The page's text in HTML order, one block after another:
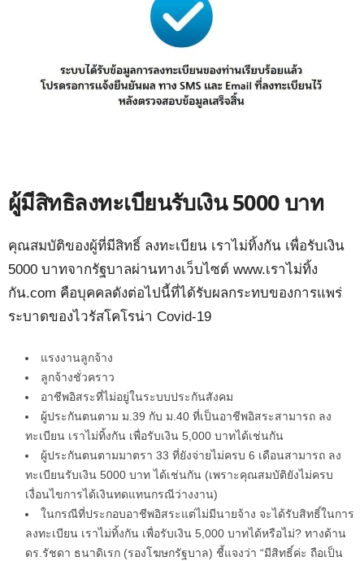
ผู้มีสิทธิลงทะเบียนรับเงิน 5000 บาท
คุณสมบัติของผู้ที่มีสิทธิ์ ลงทะเบียน เราไม่ทิ้งกัน เพื่อรับเงิน
5000 บาทจากรัฐบาลผ่านทางเว็บไซต์ www.เราไม่ทิ้ง
กัน.com คือบุคคลดังต่อไปนี้ที่ได้รับผลกระทบของการแพร่
ระบาดของไวรัสโคโรน่า Covid-19
แรงงานลูกจ้าง
ลูกจ้างชั่วคราว
อาชีพอิสระที่ไม่อยู่ในระบบประกันสังคม
ผู้ประกันตนตาม ม.39 กับ ม.40 ที่เป็นอาชีพอิสระสามารถ ลง
ทะเบียน เราไม่ทิ้งกัน เพื่อรับเงิน 5,000 บาทได้เช่นกัน
ผู้ประกันตนตามมาตรา 33 ที่ยังจ่ายไม่ครบ 6 เดือนสามารถ ลง
ทะเบียนรับเงิน 5000 บาท ได้เช่นกัน (เพราะคุณสมบัติยังไม่ครบ
เงื่อนไขการได้เงินทดแทนกรณีว่างงาน)
ในกรณีที่ประกอบอาชีพอิสระแต่ไม่มีนายจ้าง จะได้รับสิทธิ์ในการ
ลงทะเบียน เราไม่ทิ้งกัน เพื่อรับเงิน 5,000 บาทได้หรือไม่? ทางด้าน
ดร.รัชดา ธนาดิเรก (รองโฆษกรัฐบาล) ชี้แจงว่า “มีสิทธิ์ค่ะ ถือเป็น